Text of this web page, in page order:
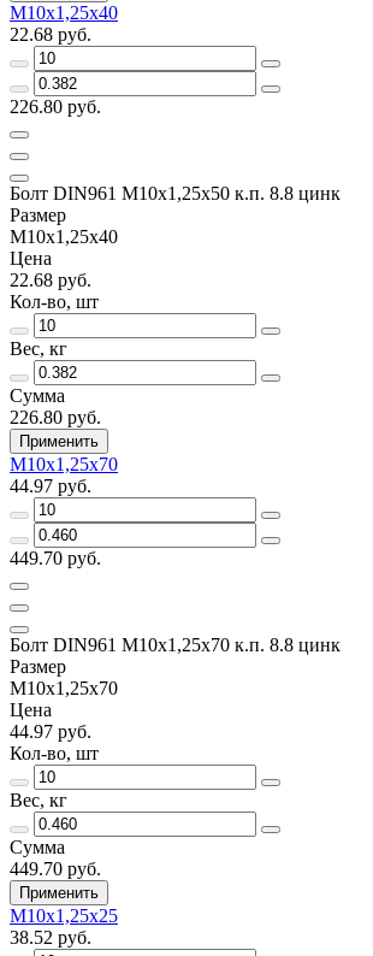
М10х1,25х40
22.68 руб.
226.80 руб.
Болт DIN961 М10х1,25х50 к.п. 8.8 цинк
Размер
М10х1,25х40
Цена
22.68 руб.
Кол-во, шт
Вес, кг
Сумма
226.80 руб.
Применить
М10х1,25х70
44.97 руб.
449.70 руб.
Болт DIN961 М10х1,25х70 к.п. 8.8 цинк
Размер
М10х1,25х70
Цена
44.97 руб.
Кол-во, шт
Вес, кг
Сумма
449.70 руб.
Применить
М10х1,25х25
38.52 руб.